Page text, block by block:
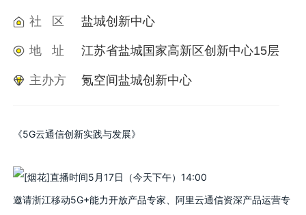
社 区 盐城创新中心
地 址 江苏省盐城国家高新区创新中心15层
主办方 氪空间盐城创新中心
《5G云通信创新实践与发展》
直播时间5月17日（今天下午）14:00
邀请浙江移动5G+能力开放产品专家、阿里云通信资深产品运营专